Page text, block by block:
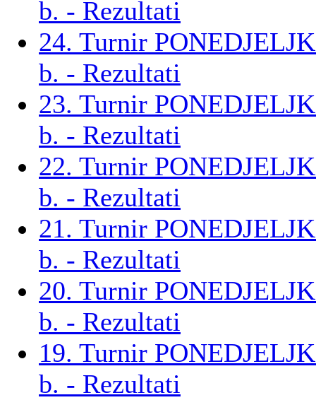
b. - Rezultati
24. Turnir
b. - Rezultati
23. Turnir
b. - Rezultati
22. Turnir
b. - Rezultati
21. Turnir
b. - Rezultati
20. Turnir
b. - Rezultati
19. Turnir
b. - Rezultati